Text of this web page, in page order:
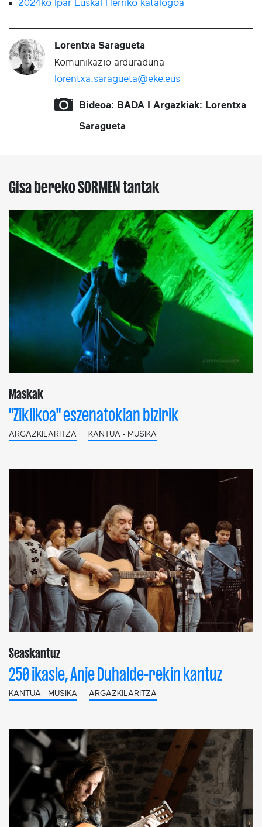
2024ko Ipar Euskal Herriko katalogoa
Lorentxa Saragueta
Komunikazio arduraduna
lorentxa.saragueta@eke.eus
Bideoa: BADA I Argazkiak: Lorentxa
Saragueta
Gisa bereko SORMEN tantak
Maskak
"Ziklikoa" eszenatokian bizirik
ARGAZKILARITZA KANTUA - MUSIKA
Seaskantuz
250 ikasle, Anje Duhalde-rekin kantuz
KANTUA - MUSIKA ARGAZKILARITZA